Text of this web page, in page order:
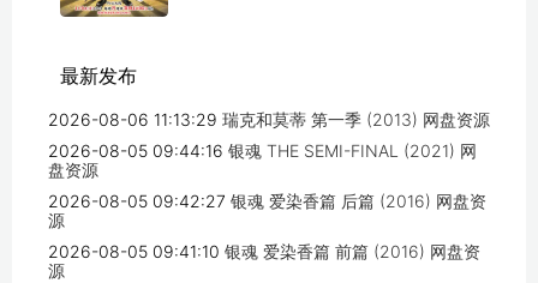
最新发布
2026-08-06 11:13:29 瑞克和莫蒂 第一季 (2013) 网盘资源
2026-08-05 09:44:16 银魂 THE SEMI-FINAL (2021) 网
盘资源
2026-08-05 09:42:27 银魂 爱染香篇 后篇 (2016) 网盘资
源
2026-08-05 09:41:10 银魂 爱染香篇 前篇 (2016) 网盘资
源